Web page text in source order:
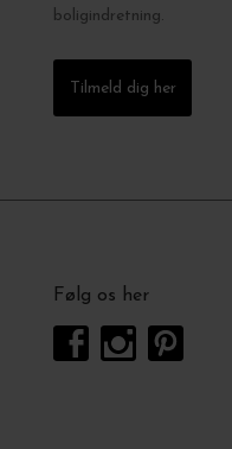
boligindretning.
Tilmeld dig her
Følg os her